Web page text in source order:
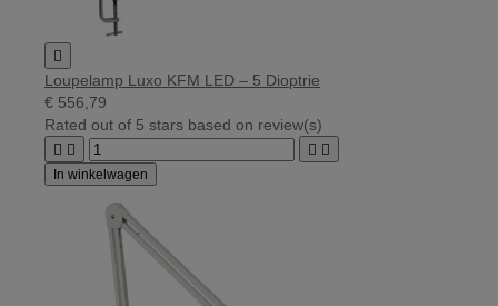

Loupelamp Luxo KFM LED – 5 Dioptrie
€ 556,79
Rated out of 5 stars based on review(s)
   
In winkelwagen